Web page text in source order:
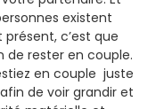
existent
c’est que
de rester en couple.
en couple juste
de voir grandir et